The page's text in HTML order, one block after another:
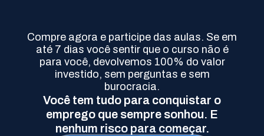
Compre agora e participe das aulas. Se em
até 7 dias você sentir que o curso não é
para você, devolvemos 100% do valor
investido, sem perguntas e sem
burocracia.
Você tem tudo para conquistar o
emprego que sempre sonhou. E
nenhum risco para começar.